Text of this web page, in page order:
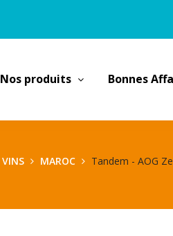
Nos produits Bonnes
VINS MAROC Tandem - AOG